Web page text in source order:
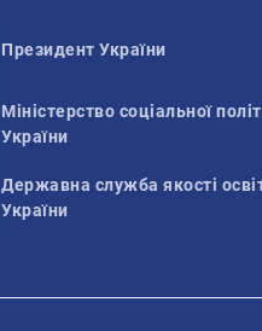
Президент України
Міністерство соціальної
України
Державна служба якості
України